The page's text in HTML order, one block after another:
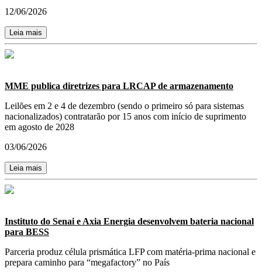
12/06/2026
Leia mais
MME publica diretrizes para LRCAP de armazenamento
Leilões em 2 e 4 de dezembro (sendo o primeiro só para sistemas
nacionalizados) contratarão por 15 anos com início de suprimento
em agosto de 2028
03/06/2026
Leia mais
Instituto do Senai e Axia Energia desenvolvem bateria nacional
para BESS
Parceria produz célula prismática LFP com matéria-prima nacional e
prepara caminho para “megafactory” no País